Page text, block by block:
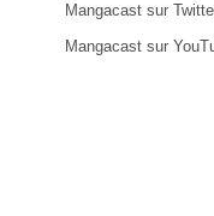
Mangacast sur
Mangacast sur